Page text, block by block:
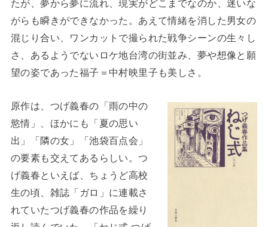
たが、夢から夢に流れ、現実がどこまでなのか、迷いな
がらも瞬きができなかった。あえて情緒を消した男女の
混じり合い、ワンカットで撮られた戦争シーンの生々し
さ、あるようでないロケ地台湾の街並み、夢や想像と願
望の姿であった福子＝中村映里子も美しさ。
原作は、つげ義春の「雨の中の
慾情」、ほかにも「夏の思い
出」「隣の女」「池袋百点会」
の要素も交えてあるらしい。つ
げ義春といえば、ちょうど高校
生の頃、雑誌「ガロ」に連載さ
れていたつげ義春の作品を繰り